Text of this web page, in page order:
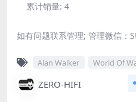
累计销量: 4
如有问题联系管理; 管理微信：
Alan Walker World Of
ZERO-HIFI